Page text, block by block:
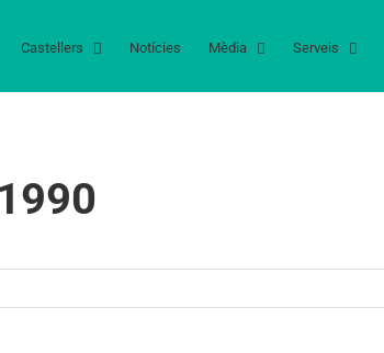
Castellers Notícies Mèdia Serveis